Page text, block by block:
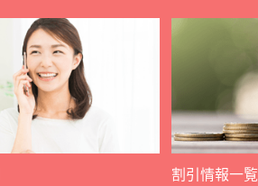
割引情報一覧